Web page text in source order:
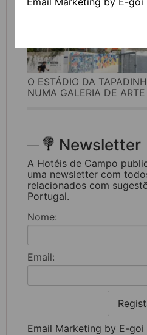
O ESTÁDIO DA
NUMA GALERIA DE
Newsletter
A Hotéis de Campo
uma newsletter com
relacionados com
Portugal.
Nome:
Email:
Email Marketing by E-goi